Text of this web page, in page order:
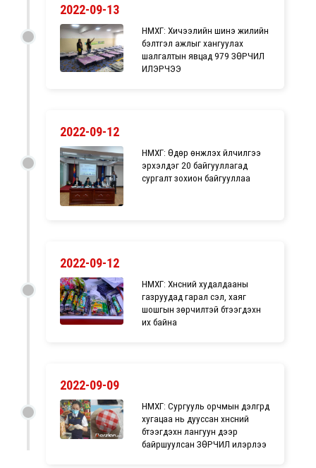
2022-09-13
НМХГ: Хичээлийн шинэ жилийн
бэлтгэл ажлыг хангуулах
шалгалтын явцад 979 ЗӨРЧИЛ
ИЛЭРЧЭЭ
2022-09-12
НМХГ: Өдөр өнжүүлэх үйлчилгээ
эрхэлдэг 20 байгууллагад
сургалт зохион байгууллаа
2022-09-12
НМХГ: Хүнсний худалдааны
газруудад гарал үүсэл, хаяг
шошгын зөрчилтэй бүтээгдэхүүн
их байна
2022-09-09
НМХГ: Сургууль орчмын дэлгүүрүүд
хугацаа нь дууссан хүнсний
бүтээгдэхүүн лангуун дээр
байршуулсан ЗӨРЧИЛ илэрлээ